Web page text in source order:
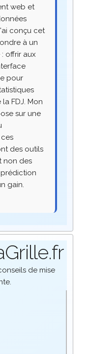
web et
conçu cet
à un
offrir aux
pour
FDJ. Mon
sur une
des outils
non des
gain.
de mise